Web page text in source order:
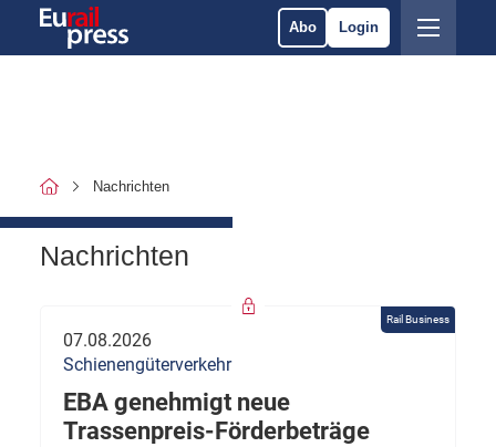
Abo Login
Nachrichten
Nachrichten
Rail Business
07.08.2026
Schienengüterverkehr
EBA genehmigt neue
Trassenpreis-Förderbeträge